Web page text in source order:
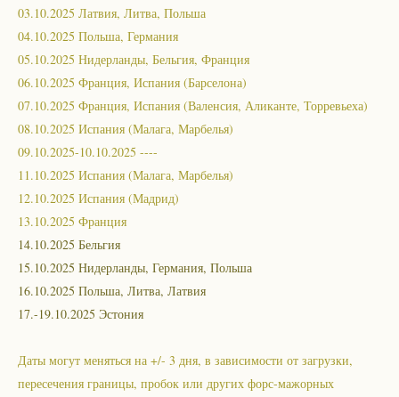
03.10.2025 Латвия, Литва, Польша
04.10.2025 Польша, Германия
05.10.2025 Нидерланды, Бельгия, Франция
06.10.2025 Франция, Испания (Барселона)
07.10.2025 Франция, Испания (Валенсия, Аликанте, Торревьеха)
08.10.2025 Испания (Малага, Марбелья)
09.10.2025-10.10.2025 ----
11.10.2025 Испания (Малага, Марбелья)
12.10.2025 Испания (Мадрид)
13.10.2025 Франция
14.10.2025 Бельгия
15.10.2025 Нидерланды, Германия, Польша
16.10.2025 Польша, Литва, Латвия
17.-19.10.2025 Эстония
Даты могут меняться на +/- 3 дня, в зависимости от загрузки,
пересечения границы, пробок или других форс-мажорных